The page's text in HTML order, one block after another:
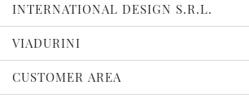
INTERNATIONAL DESIGN S.R.L.
VIADURINI
CUSTOMER AREA